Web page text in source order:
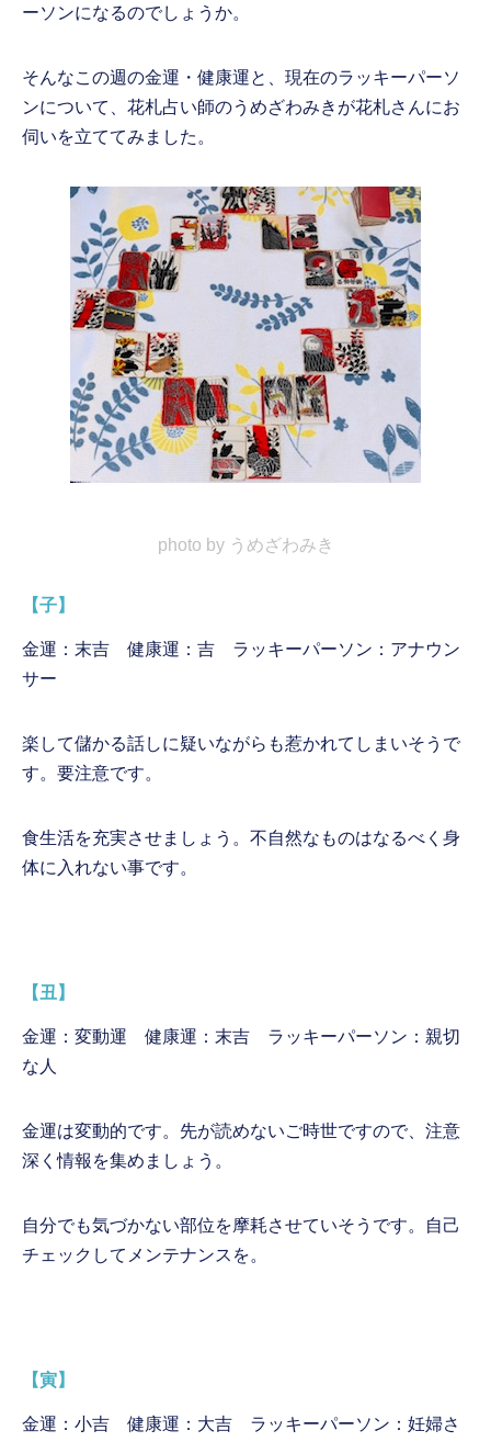
ーソンになるのでしょうか。
そんなこの週の金運・健康運と、現在のラッキーパーソ
ンについて、花札占い師のうめざわみきが花札さんにお
伺いを立ててみました。
photo by うめざわみき
【子】
金運：末吉 健康運：吉 ラッキーパーソン：アナウン
サー
楽して儲かる話しに疑いながらも惹かれてしまいそうで
す。要注意です。
食生活を充実させましょう。不自然なものはなるべく身
体に入れない事です。
【丑】
金運：変動運 健康運：末吉 ラッキーパーソン：親切
な人
金運は変動的です。先が読めないご時世ですので、注意
深く情報を集めましょう。
自分でも気づかない部位を摩耗させていそうです。自己
チェックしてメンテナンスを。
【寅】
金運：小吉 健康運：大吉 ラッキーパーソン：妊婦さ